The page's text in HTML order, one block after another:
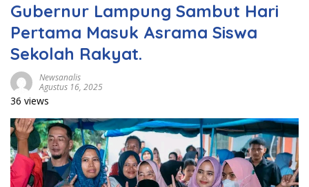
Gubernur Lampung Sambut Hari
Pertama Masuk Asrama Siswa
Sekolah Rakyat.
Newsanalis
Agustus 16, 2025
36 views